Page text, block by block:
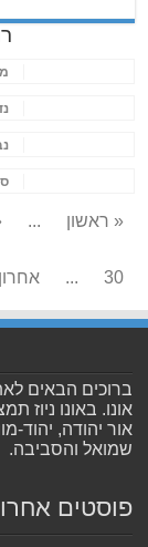
« ראשון ...
30
...
ברוכים הבאים
אונו. באונו ניוז
אור יהודה, יהוד-
שמואל והסביבה.
פוסטים